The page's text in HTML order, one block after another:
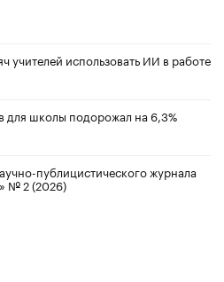
учителей использовать ИИ в работе
для школы подорожал на 6,3%
публицистического журнала
№ 2 (2026)